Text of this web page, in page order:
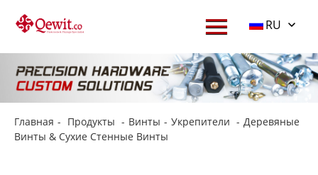
RU
Главная - Продукты - Винты - Укрепители - Деревяные
Винты & Сухие Стенные Винты